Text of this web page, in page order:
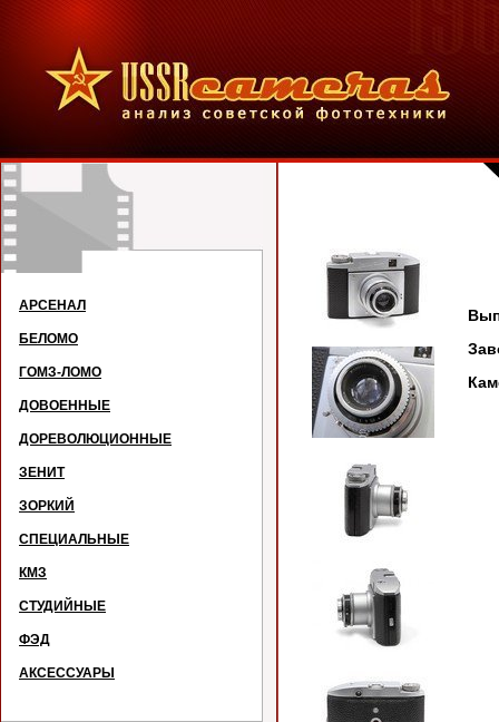
АРСЕНАЛ
БЕЛОМО
ГОМЗ-ЛОМО
ДОВОЕННЫЕ
ДОРЕВОЛЮЦИОННЫЕ
ЗЕНИТ
ЗОРКИЙ
СПЕЦИАЛЬНЫЕ
КМЗ
СТУДИЙНЫЕ
ФЭД
АКСЕССУАРЫ